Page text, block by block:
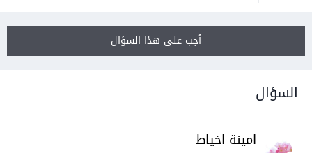
أجب على هذا السؤال
السؤال
امينة اخياط